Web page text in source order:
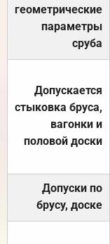
геометрические
параметры
сруба
Допускается
стыковка бруса,
вагонки и
половой доски
Допуски по
брусу, доске